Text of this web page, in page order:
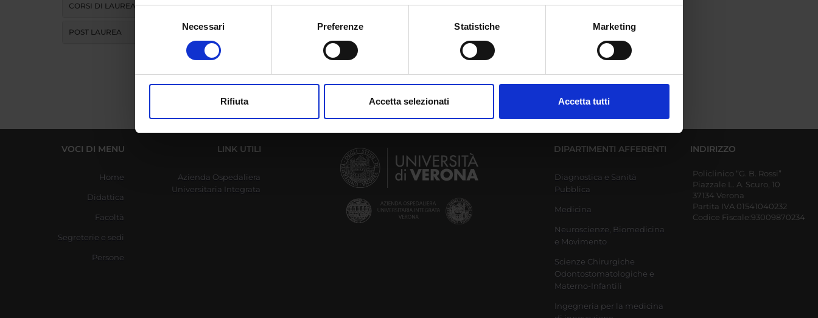
Con il tuo consenso, vorremmo anche:
raccogliere informazioni sulla tua posizione geografica, con un'approssimazione di qualche metro,
digitali).
modificare o ritirare il tuo consenso in qualsiasi momento dalla Dichiarazione sui cookie.
che hanno raccolto dal tuo utilizzo dei loro servizi.
Selezione
Necessari Preferenze Statistiche Marketing
Rifiuta Accetta selezionati Accetta tutti
CORSI DI LAUREA MAGISTRALE
POST LAUREA
VOCI DI MENU
Home
Didattica
Facoltà
Segreterie e sedi
Persone
LINK UTILI
Azienda Ospedaliera
Universitaria Integrata
DIPARTIMENTI AFFERENTI
Diagnostica e Sanità
Pubblica
Medicina
Neuroscienze, Biomedicina
e Movimento
Scienze Chirurgiche
Odontostomatologiche e
Materno-Infantili
Ingegneria per la medicina
INDIRIZZO
Policlinico “G. B. Rossi”
Piazzale L. A. Scuro, 10
37134 Verona
Partita IVA 01541040232
Codice Fiscale:93009870234